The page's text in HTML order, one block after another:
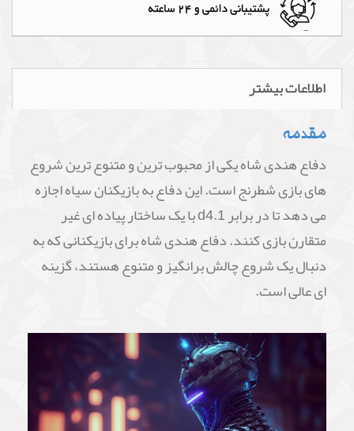
اطلاعات بیشتر
مقدمه
دفاع هندی شاه یکی از محبوب ترین و متنوع ترین شروع
های بازی شطرنج است. این دفاع به بازیکنان سیاه اجازه
می دهد تا در برابر 1.d4 با یک ساختار پیاده ای غیر
متقارن بازی کنند. دفاع هندی شاه برای بازیکنانی که به
دنبال یک شروع چالش برانگیز و متنوع هستند، گزینه
ای عالی است.